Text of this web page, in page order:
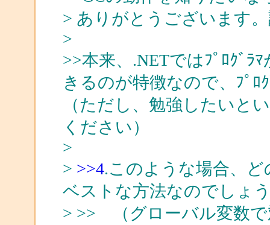
> ありがとうございます
>
>>本来、.NETではﾌﾟﾛｸﾞﾗ
きるのが特徴なので、ﾌﾟ
（ただし、勉強したいと
ください）
>
> >>4.このような場合、
ベストな方法なのでしょ
> >> （グローバル変数